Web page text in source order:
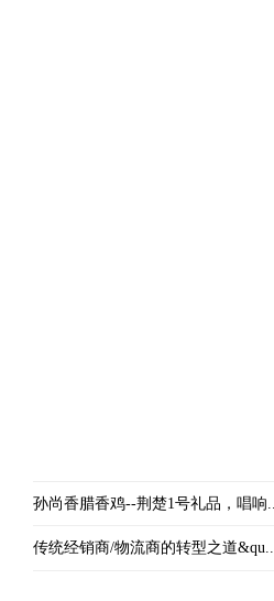
孙尚香腊香鸡--荆楚1号礼品，唱响...
传统经销商/物流商的转型之道&qu...